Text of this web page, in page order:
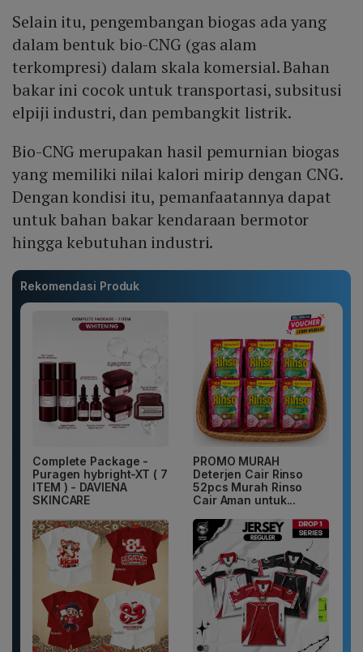
Selain itu, pengembangan biogas ada yang
dalam bentuk bio-CNG (gas alam
terkompresi) dalam skala komersial. Bahan
bakar ini cocok untuk transportasi, subsitusi
elpiji industri, dan pembangkit listrik.
Bio-CNG merupakan hasil pemurnian biogas
yang memiliki nilai kalori mirip dengan CNG.
Dengan kondisi itu, pemanfaatannya dapat
untuk bahan bakar kendaraan bermotor
hingga kebutuhan industri.
Rekomendasi Produk
Complete Package -
Puragen hybright-XT ( 7
ITEM ) - DAVIENA
SKINCARE
PROMO MURAH
Deterjen Cair Rinso
52pcs Murah Rinso
Cair Aman untuk...